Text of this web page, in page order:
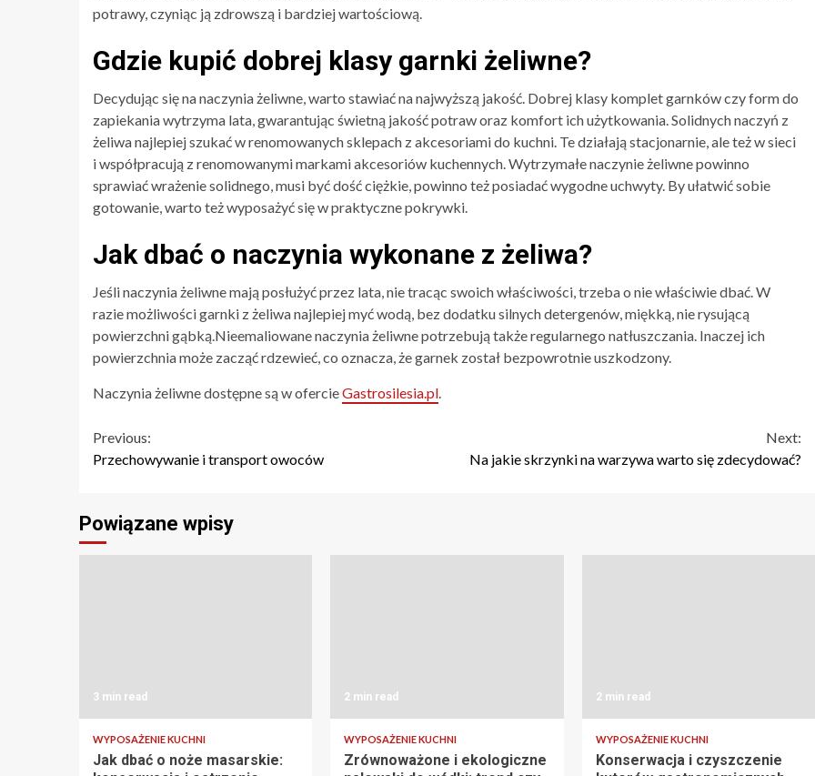
potrawy, czyniąc ją zdrowszą i bardziej wartościową.
Gdzie kupić dobrej klasy garnki żeliwne?
Decydując się na naczynia żeliwne, warto stawiać na najwyższą jakość. Dobrej klasy komplet garnków czy form do
zapiekania wytrzyma lata, gwarantując świetną jakość potraw oraz komfort ich użytkowania. Solidnych naczyń z
żeliwa najlepiej szukać w renomowanych sklepach z akcesoriami do kuchni. Te działają stacjonarnie, ale też w sieci
i współpracują z renomowanymi markami akcesoriów kuchennych. Wytrzymałe naczynie żeliwne powinno
sprawiać wrażenie solidnego, musi być dość ciężkie, powinno też posiadać wygodne uchwyty. By ułatwić sobie
gotowanie, warto też wyposażyć się w praktyczne pokrywki.
Jak dbać o naczynia wykonane z żeliwa?
Jeśli naczynia żeliwne mają posłużyć przez lata, nie tracąc swoich właściwości, trzeba o nie właściwie dbać. W
razie możliwości garnki z żeliwa najlepiej myć wodą, bez dodatku silnych detergenów, miękką, nie rysującą
powierzchni gąbką.Nieemaliowane naczynia żeliwne potrzebują także regularnego natłuszczania. Inaczej ich
powierzchnia może zacząć rdzewieć, co oznacza, że garnek został bezpowrotnie uszkodzony.
Naczynia żeliwne dostępne są w ofercieGastrosilesia.pl.
Continue
Previous:
Przechowywanie i transport owoców
Next:
Na jakie skrzynki na warzywa warto się zdecydować?
Powiązane wpisy
3 min read
WYPOSAŻENIE KUCHNI
Jak dbać o noże masarskie:
2 min read
WYPOSAŻENIE KUCHNI
Zrównoważone i ekologiczne
2 min read
WYPOSAŻENIE KUCHNI
Konserwacja i czyszczenie